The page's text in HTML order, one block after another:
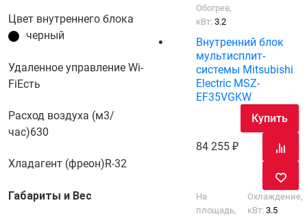
Цвет внутреннего блока
черный
Удаленное управление Wi-
FiЕсть
Расход воздуха (м3/
час)630
Хладагент (фреон)R-32
Габариты и Вес
Обогрев,
кВт:3.2
Внутренний блок
мультисплит-
системы Mitsubishi
Electric MSZ-
EF35VGKW
84 255
Купить
На
площадь,
Охлаждение,
кВт:3.5